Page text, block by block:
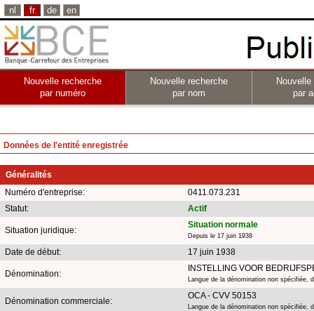
nl fr de en
Nouvelle recherche
par numéro
Nouvelle recherche
par nom
par
Données de l'entité enregistrée
Généralités
Numéro d'entreprise:
0411.073.231
Statut:
Actif
Situation juridique:
Situation normale
Depuis le 17 juin 1938
Date de début: 17 juin 1938
Dénomination:
INSTELLING VOOR
Langue de la dénomination non spécifiée,
Dénomination commerciale:
OCA - CVV 50153
Langue de la dénomination non spécifiée,